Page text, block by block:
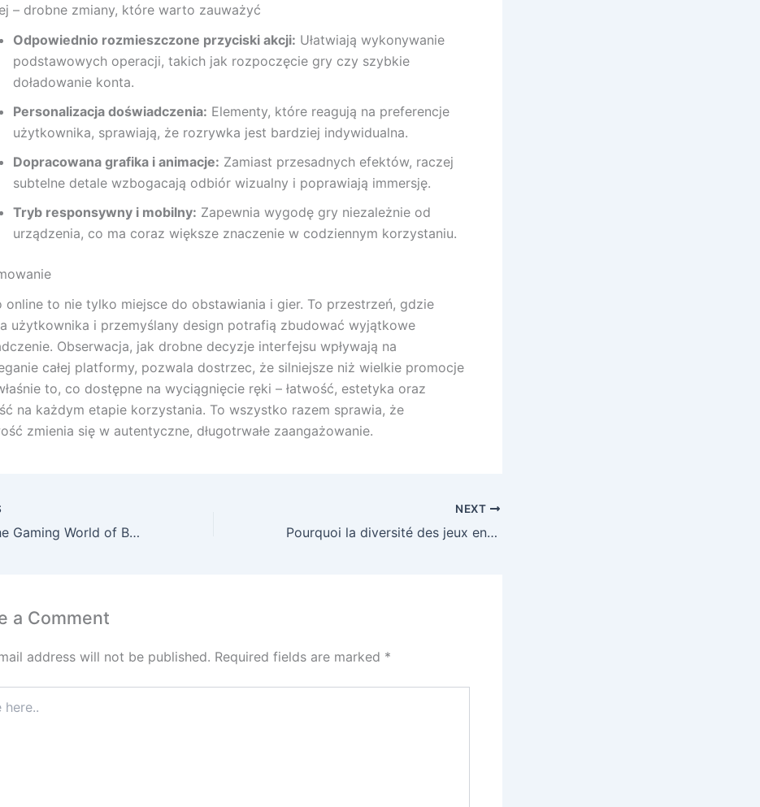
– drobne zmiany, które warto zauważyć
Odpowiednio rozmieszczone przyciski akcji: Ułatwiają wykonywanie
podstawowych operacji, takich jak rozpoczęcie gry czy szybkie
doładowanie konta.
Personalizacja doświadczenia: Elementy, które reagują na preferencje
użytkownika, sprawiają, że rozrywka jest bardziej indywidualna.
Dopracowana grafika i animacje: Zamiast przesadnych efektów, raczej
subtelne detale wzbogacają odbiór wizualny i poprawiają immersję.
Tryb responsywny i mobilny: Zapewnia wygodę gry niezależnie od
urządzenia, co ma coraz większe znaczenie w codziennym korzystaniu.
online to nie tylko miejsce do obstawiania i gier. To przestrzeń, gdzie
użytkownika i przemyślany design potrafią zbudować wyjątkowe
Obserwacja, jak drobne decyzje interfejsu wpływają na
całej platformy, pozwala dostrzec, że silniejsze niż wielkie promocje
to, co dostępne na wyciągnięcie ręki – łatwość, estetyka oraz
na każdym etapie korzystania. To wszystko razem sprawia, że
zmienia się w autentyczne, długotrwałe zaangażowanie.
Exploring the Gaming World of Betano
NEXT
Pourquoi la diversité des jeux en ligne ne séduit que lorsqu’elle s’accompagne d’une navigation fluide
a Comment
address will not be published. Required fields are marked *